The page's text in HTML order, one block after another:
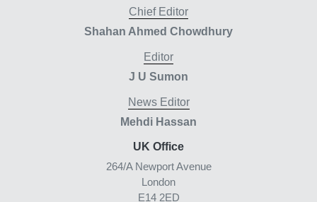
Chief Editor
Shahan Ahmed Chowdhury
Editor
J U Sumon
News Editor
Mehdi Hassan
UK Office
264/A Newport Avenue
London
E14 2ED